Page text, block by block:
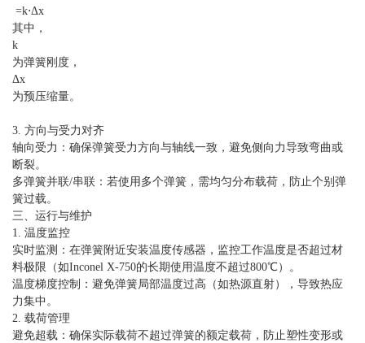
=k⋅Δx
其中，
k
为弹簧刚度，
Δx
为预压缩量。
3. 方向与受力对齐
轴向受力：确保弹簧受力方向与轴线一致，避免侧向力导致弯曲或
断裂。
多弹簧并联/串联：若使用多个弹簧，需均匀分布载荷，防止个别弹
簧过载。
三、运行与维护
1. 温度监控
实时监测：在弹簧附近安装温度传感器，监控工作温度是否超过材
料极限（如Inconel X-750的长期使用温度不超过800℃）。
温度梯度控制：避免弹簧局部温度过高（如热源直射），导致热应
力集中。
2. 载荷管理
避免超载：确保实际载荷不超过弹簧的额定载荷，防止塑性变形或